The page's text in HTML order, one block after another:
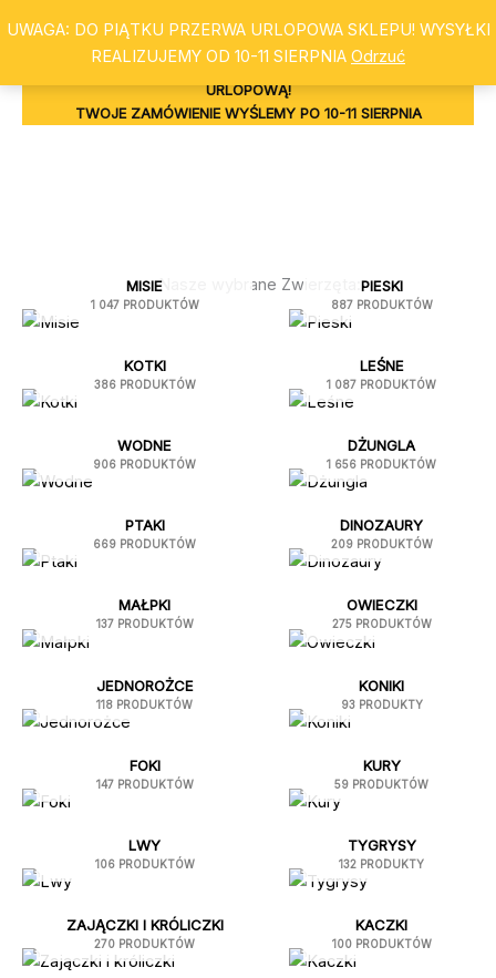
UWAGA: DO PIĄTKU PRZERWA URLOPOWA SKLEPU! WYSYŁKI
REALIZUJEMY OD 10-11 SIERPNIA Odrzuć
do
Szukaj
UWAGA: W DNIACH ŚRODA – PIĄTEK SKLEP MA PRZERWĘ
URLOPOWĄ!
TWOJE ZAMÓWIENIE WYŚLEMY PO 10-11 SIERPNIA
Nasze wybrane Zwierzęta:
MISIE
1 047 PRODUKTÓW
PIESKI
887 PRODUKTÓW
KOTKI
386 PRODUKTÓW
LEŚNE
1 087 PRODUKTÓW
WODNE
906 PRODUKTÓW
DŻUNGLA
1 656 PRODUKTÓW
PTAKI
669 PRODUKTÓW
DINOZAURY
209 PRODUKTÓW
MAŁPKI
137 PRODUKTÓW
OWIECZKI
275 PRODUKTÓW
JEDNOROŻCE
118 PRODUKTÓW
KONIKI
93 PRODUKTY
FOKI
147 PRODUKTÓW
KURY
59 PRODUKTÓW
LWY
106 PRODUKTÓW
TYGRYSY
132 PRODUKTY
ZAJĄCZKI I KRÓLICZKI
270 PRODUKTÓW
KACZKI
100 PRODUKTÓW